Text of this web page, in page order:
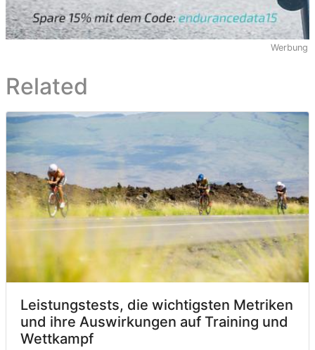
Werbung
Related
Leistungstests, die wichtigsten Metriken
und ihre Auswirkungen auf Training und
Wettkampf